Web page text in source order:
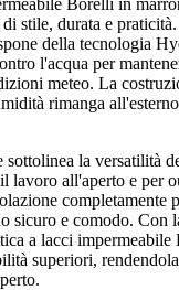
stile, durata e
della tecnologia
l'acqua per
meteo. La
rimanga
la versatilità
lavoro all'aperto e per
completamente
sicuro e comodo. Con
a lacci
superiori,